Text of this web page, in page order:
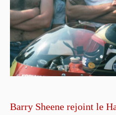
Barry Sheene rejoint le